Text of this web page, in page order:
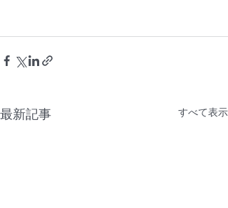
最新記事 すべて表示